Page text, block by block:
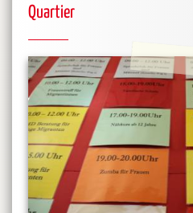
Quartier